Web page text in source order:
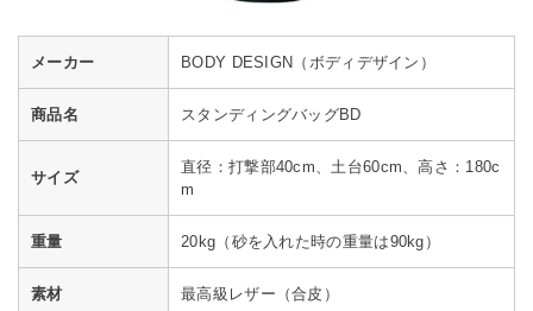
メーカー BODY DESIGN（ボディデザイン）
商品名 スタンディングバッグBD
サイズ
直径：打撃部40cm、土台60cm、高さ：180c
m
重量 20kg（砂を入れた時の重量は90kg）
素材 最高級レザー（合皮）